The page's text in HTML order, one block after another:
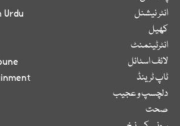
انٹر نیشنل
کھیل
انٹرٹینمنٹ
لائف اسٹائل
ٹاپ ٹرینڈ
دلچسپ و عجیب
صحت
Urdu